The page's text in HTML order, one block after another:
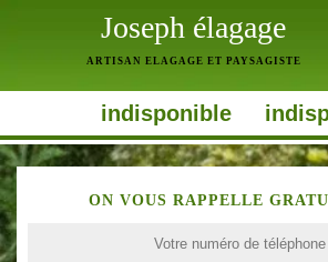
Joseph élagage
ARTISAN ELAGAGE ET PAYSAGISTE
indisponible
ON VOUS RAPPELLE